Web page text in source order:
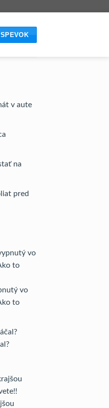
v aute
na
pred
vo
to